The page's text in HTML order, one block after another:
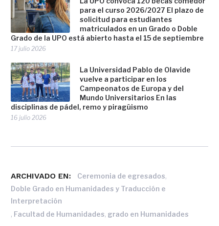
para el curso 2026/2027 El plazo de
solicitud para estudiantes
matriculados en un Grado o Doble
Grado de la UPO está abierto hasta el 15 de septiembre
17 julio 2026
La Universidad Pablo de Olavide
vuelve a participar en los
Campeonatos de Europa y del
Mundo Universitarios En las
disciplinas de pádel, remo y piragüismo
16 julio 2026
ARCHIVADO EN: Ceremonia de egresados,
Doble Grado en Humanidades y Traducción e
Interpretación
, Facultad de Humanidades, grado en Humanidades